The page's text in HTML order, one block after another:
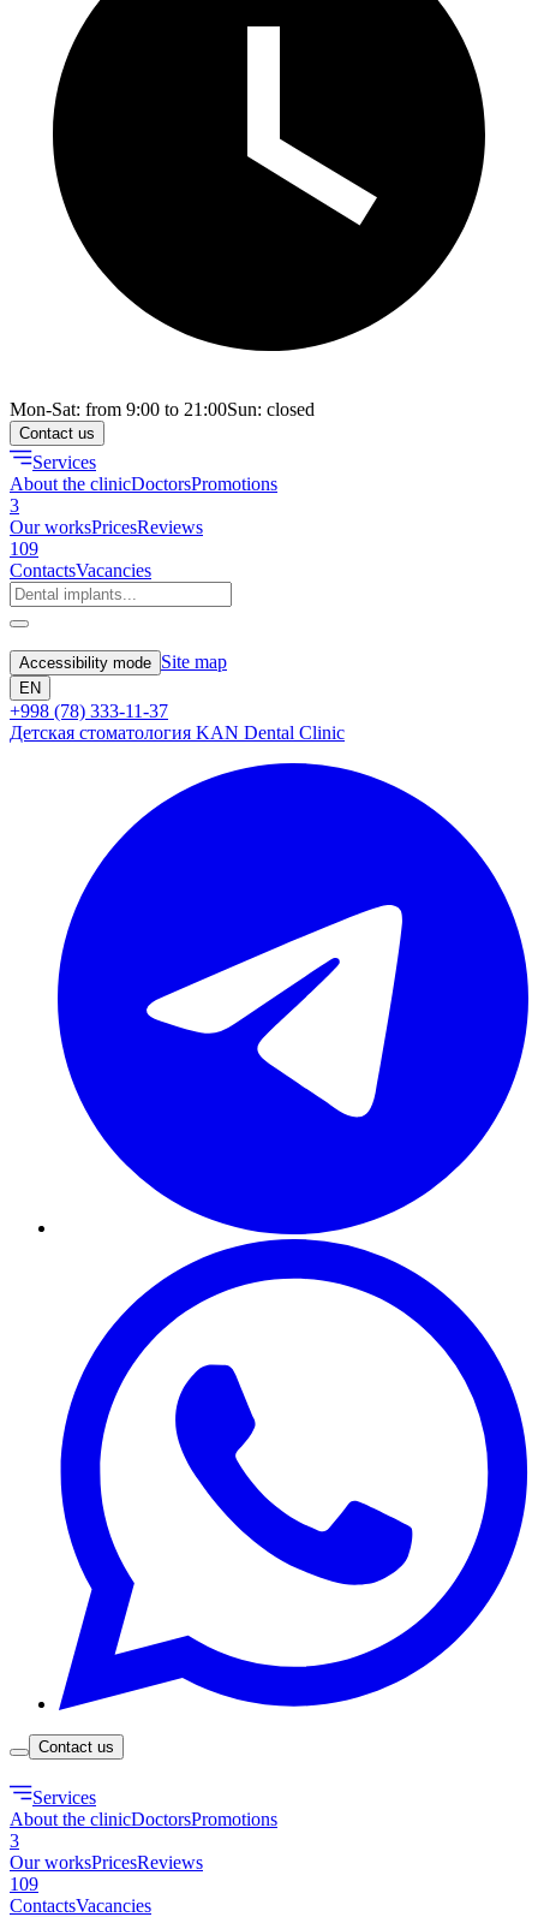
Mon-Sat: from 9:00 to 21:00Sun: closed
Contact us
Services
About the clinicDoctorsPromotions
3
Our worksPricesReviews
109
ContactsVacancies
Accessibility mode Site map
EN
+998 (78) 333-11-37
Детская стоматология KAN Dental Clinic
Contact us
Services
About the clinicDoctorsPromotions
3
Our worksPricesReviews
109
ContactsVacancies